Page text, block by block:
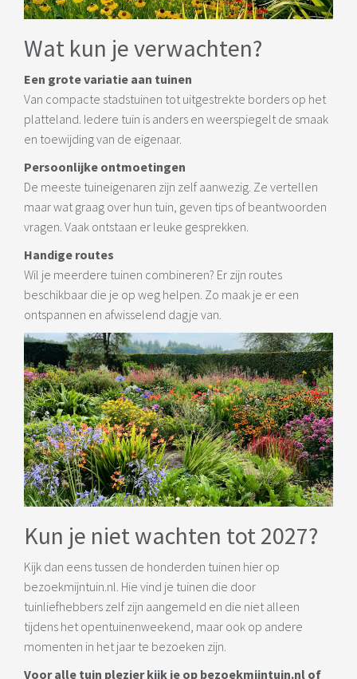
Wat kun je verwachten?
Een grote variatie aan tuinen
Van compacte stadstuinen tot uitgestrekte borders op het
platteland. Iedere tuin is anders en weerspiegelt de smaak
en toewijding van de eigenaar.
Persoonlijke ontmoetingen
De meeste tuineigenaren zijn zelf aanwezig. Ze vertellen
maar wat graag over hun tuin, geven tips of beantwoorden
vragen. Vaak ontstaan er leuke gesprekken.
Handige routes
Wil je meerdere tuinen combineren? Er zijn routes
beschikbaar die je op weg helpen. Zo maak je er een
ontspannen en afwisselend dagje van.
Kun je niet wachten tot 2027?
Kijk dan eens tussen de honderden tuinen hier op
bezoekmijntuin.nl. Hie vind je tuinen die door
tuinliefhebbers zelf zijn aangemeld en die niet alleen
tijdens het opentuinenweekend, maar ook op andere
momenten in het jaar te bezoeken zijn.
Voor alle tuin plezier kijk je op bezoekmijntuin.nl of